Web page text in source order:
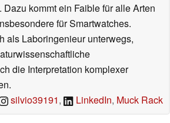
kommt ein Faible für alle Arten
für Smartwatches.
als Laboringenieur unterwegs,
die Interpretation komplexer
silvio39191, LinkedIn, Muck Rack